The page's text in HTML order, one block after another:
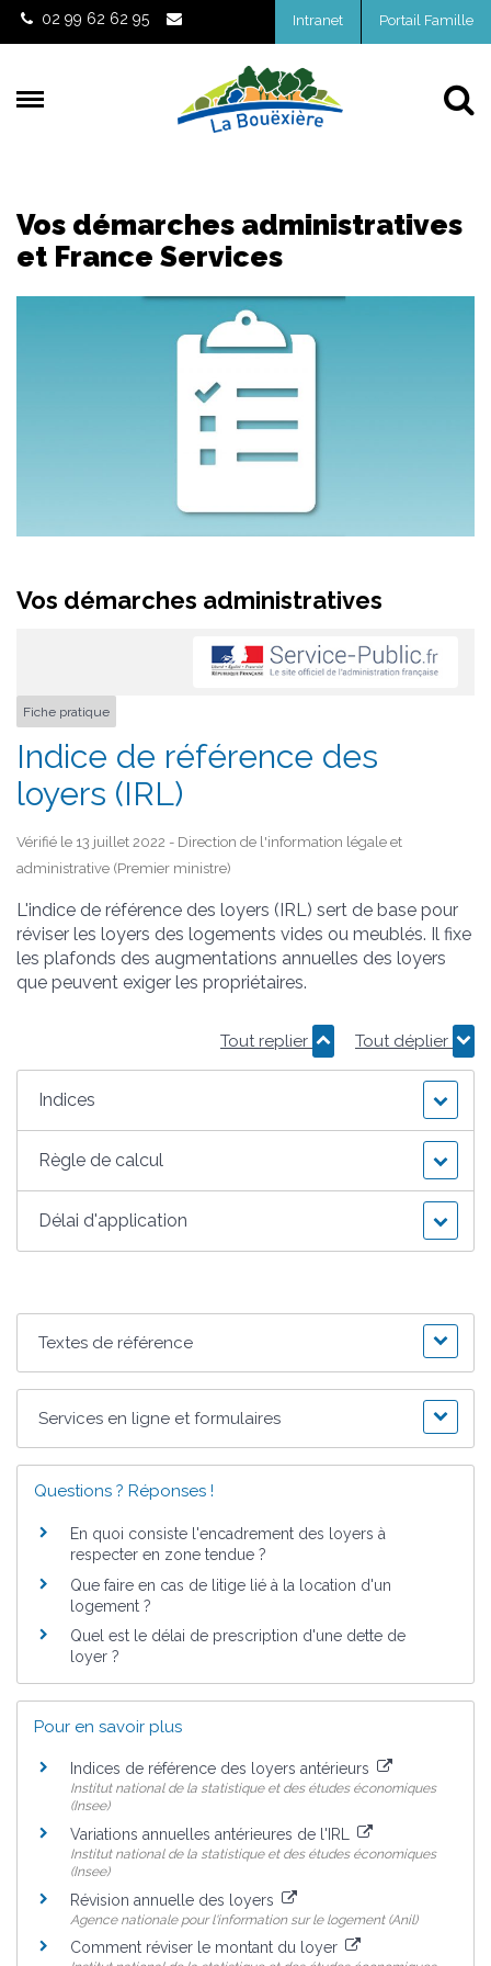
Gestion des traceurs
02 99 62 62 95 Intranet Portail Famille
Vos démarches administratives
et France Services
Vos démarches administratives
Fiche pratique
Indice de référence des
loyers (IRL)
Vérifié le 13 juillet 2022 - Direction de l'information légale et
administrative (Premier ministre)
L'indice de référence des loyers (IRL) sert de base pour
réviser les loyers des logements vides ou meublés. Il fixe
les plafonds des augmentations annuelles des loyers
que peuvent exiger les propriétaires.
Tout replier Tout déplier
Indices
Règle de calcul
Délai d'application
Textes de référence
Services en ligne et formulaires
Questions ? Réponses !
En quoi consiste l'encadrement des loyers à
respecter en zone tendue ?
Que faire en cas de litige lié à la location d'un
logement ?
Quel est le délai de prescription d'une dette de
loyer ?
Pour en savoir plus
Indices de référence des loyers antérieurs
Institut national de la statistique et des études économiques
(Insee)
Variations annuelles antérieures de l'IRL
Institut national de la statistique et des études économiques
(Insee)
Révision annuelle des loyers
Agence nationale pour l'information sur le logement (Anil)
Comment réviser le montant du loyer